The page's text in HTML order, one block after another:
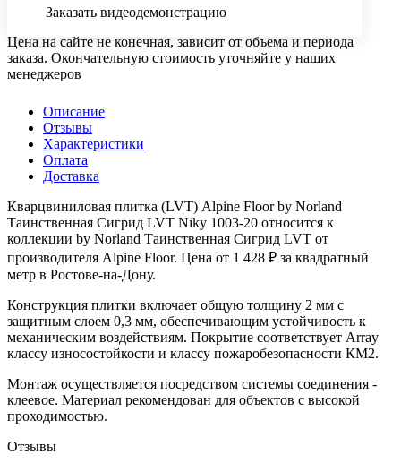
Заказать видеодемонстрацию
Цена на сайте не конечная, зависит от объема и периода
заказа. Окончательную стоимость уточняйте у наших
менеджеров
Описание
Отзывы
Характеристики
Оплата
Доставка
Кварцвиниловая плитка (LVT) Alpine Floor by Norland
Таинственная Сигрид LVT Niky 1003-20 относится к
коллекции by Norland Таинственная Сигрид LVT от
производителя Alpine Floor. Цена от 1 428 ₽ за квадратный
метр в Ростове-на-Дону.
Конструкция плитки включает общую толщину 2 мм с
защитным слоем 0,3 мм, обеспечивающим устойчивость к
механическим воздействиям. Покрытие соответствует Array
классу износостойкости и классу пожаробезопасности КМ2.
Монтаж осуществляется посредством системы соединения -
клеевое. Материал рекомендован для объектов с высокой
проходимостью.
Отзывы